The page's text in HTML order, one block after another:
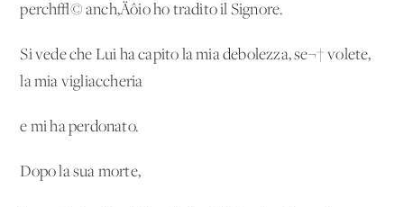
perch√© anch‚Äôio ho tradito il Signore.
Si vede che Lui ha capito la mia debolezza, se¬† volete,
la mia vigliaccheria
e mi ha perdonato.
Dopo la sua morte,